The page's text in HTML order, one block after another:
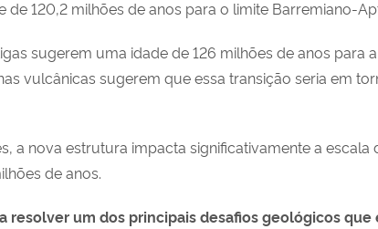
120,2 milhões de anos para o limite Barremiano-
sugerem uma idade de 126 milhões de anos
vulcânicas sugerem que essa transição seria em
a nova estrutura impacta significativamente a
de anos.
resolver um dos principais desafios geológicos